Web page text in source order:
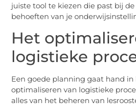
juiste tool te kiezen die past bij
behoeften van je
Het
logistieke
Een goede planning gaat hand
optimaliseren van logistieke
alles van het beheren van